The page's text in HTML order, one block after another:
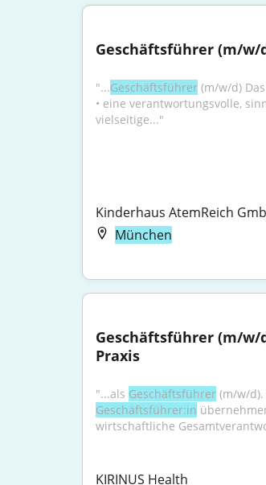
Geschäftsführer (m/w/
"...Geschäftsführer (m/w/d)
• eine verantwortungsvolle,
vielseitige..."
Kinderhaus AtemReich
München
Geschäftsführer (m/w/
Praxis
"...als Geschäftsführer
Geschäftsführer:in
wirtschaftliche
KIRINUS Health